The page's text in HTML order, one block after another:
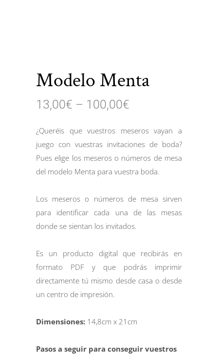
Modelo Menta
13,00€ – 100,00€
¿Queréis que vuestros meseros vayan a
juego con vuestras invitaciones de boda?
Pues elige los meseros o números de mesa
del modelo Menta para vuestra boda.
Los meseros o números de mesa sirven
para identificar cada una de las mesas
donde se sientan los invitados.
Es un producto digital que recibirás en
formato PDF y que podrás imprimir
directamente tú mismo desde casa o desde
un centro de impresión.
Dimensiones: 14,8cm x 21cm
Pasos a seguir para conseguir vuestros